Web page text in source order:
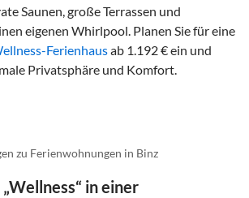
Saunen, große Terrassen und
eigenen Whirlpool. Planen Sie für eine
Ferienhausab 1.192 € ein und
Privatsphäre und Komfort.
zu Ferienwohnungen in Binz
in einer